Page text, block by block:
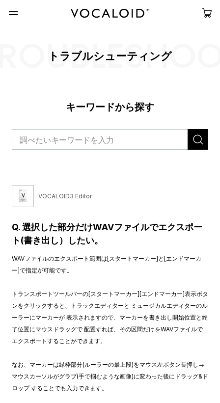
トラブルシューティング
キーワードから探す
VOCALOID3 Editor
Q. 選択した部分だけWAVファイルでエクスポー
ト(書き出し）したい。
WAVファイルのエクスポート範囲は[スタートマーカー]と[エンドマーカ
ー]で指定が可能です。
トランスポートツールバーの[スタートマーカー][エンドマーカー]表示ボタ
ンをクリックすると、トラックエディターと ミュージカルエディターのル
ーラーにマーカーが 表示されますので、マーカーを書き出し開始位置と終
了位置にマウスドラッグで 配置すれば、その区間だけをWAVファイルで
エクスポートすることができます。
なお、マーカーは緑枠部分(ルーラーの最上段)をマウス左ボタン長押し→
マウスカーソルがグラブ(手で掴むような画像)に変わった後にドラッグ&ド
ロップ することでも入力できます。